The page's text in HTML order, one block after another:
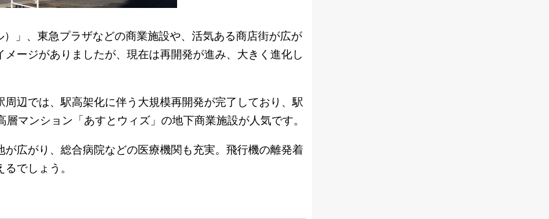
」、東急プラザなどの商業施設や、活気ある商店街が広が
ージがありましたが、現在は再開発が進み、大きく進化し
辺では、駅高架化に伴う大規模再開発が完了しており、駅
マンション「あすとウィズ」の地下商業施設が人気です。
広がり、総合病院などの医療機関も充実。飛行機の離発着
でしょう。